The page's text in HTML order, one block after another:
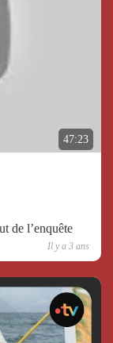
47:23
de l’enquête
Il y a 3 ans